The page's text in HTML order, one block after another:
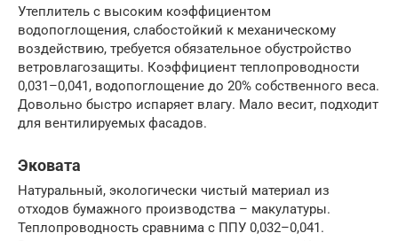
Утеплитель с высоким коэффициентом
водопоглощения, слабостойкий к механическому
воздействию, требуется обязательное обустройство
ветровлагозащиты. Коэффициент теплопроводности
0,031–0,041, водопоглощение до 20% собственного веса.
Довольно быстро испаряет влагу. Мало весит, подходит
для вентилируемых фасадов.
Эковата
Натуральный, экологически чистый материал из
отходов бумажного производства – макулатуры.
Теплопроводность сравнима с ППУ 0,032–0,041.